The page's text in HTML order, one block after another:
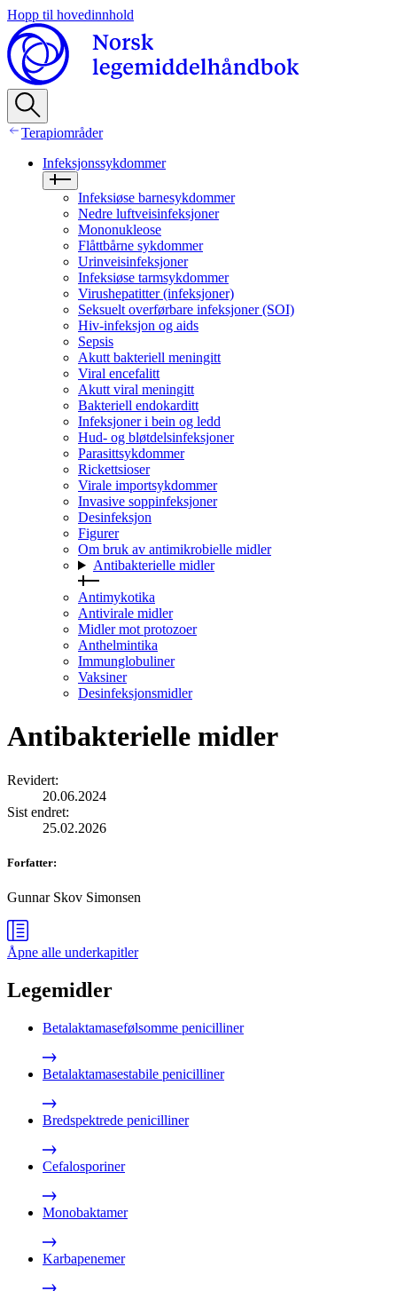
Hopp til hovedinnhold
Terapiområder
Infeksjonssykdommer
Infeksiøse barnesykdommer
Nedre luftveisinfeksjoner
Mononukleose
Flåttbårne sykdommer
Urinveisinfeksjoner
Infeksiøse tarmsykdommer
Virushepatitter (infeksjoner)
Seksuelt overførbare infeksjoner (SOI)
Hiv‑infeksjon og aids
Sepsis
Akutt bakteriell meningitt
Viral encefalitt
Akutt viral meningitt
Bakteriell endokarditt
Infeksjoner i bein og ledd
Hud- og bløtdelsinfeksjoner
Parasittsykdommer
Rickettsioser
Virale importsykdommer
Invasive soppinfeksjoner
Desinfeksjon
Figurer
Om bruk av antimikrobielle midler
Antibakterielle midler
Antimykotika
Antivirale midler
Midler mot protozoer
Anthelmintika
Immunglobuliner
Vaksiner
Desinfeksjonsmidler
Antibakterielle midler
Revidert:
20.06.2024
Sist endret:
25.02.2026
Forfatter:
Gunnar Skov Simonsen
Åpne alle underkapitler
Legemidler
Betalaktamasefølsomme penicilliner
Betalaktamasestabile penicilliner
Bredspektrede penicilliner
Cefalosporiner
Monobaktamer
Karbapenemer